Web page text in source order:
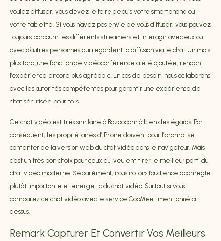
voulez diffuser, vous devez le faire depuis votre smartphone ou
votre tablette. Si vous n’avez pas envie de vous diffuser, vous pouvez
toujours parcourir les différents streamers et interagir avec eux ou
avec d’autres personnes qui regardent la diffusion via le chat. Un mois
plus tard, une fonction de vidéoconférence a été ajoutée, rendant
l’expérience encore plus agréable. En cas de besoin, nous collaborons
avec les autorités compétentes pour garantir une expérience de
chat sécurisée pour tous.
Ce chat vidéo est très similaire à Bazoocam à bien des égards. Par
conséquent, les propriétaires d’iPhone doivent pour l’prompt se
contenter de la version web du chat vidéo dans le navigateur. Mais
c’est un très bon choix pour ceux qui veulent tirer le meilleur parti du
chat vidéo moderne. Séparément, nous notons l’audience o.comegle
plutôt importante et energetic du chat vidéo. Surtout si vous
comparez ce chat vidéo avec le service CooMeet mentionné ci-
dessus.
Remark Capturer Et Convertir Vos Meilleurs